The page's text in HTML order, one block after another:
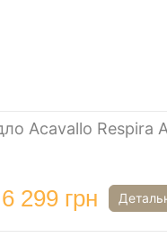
Acavallo Respira
6 299 грн